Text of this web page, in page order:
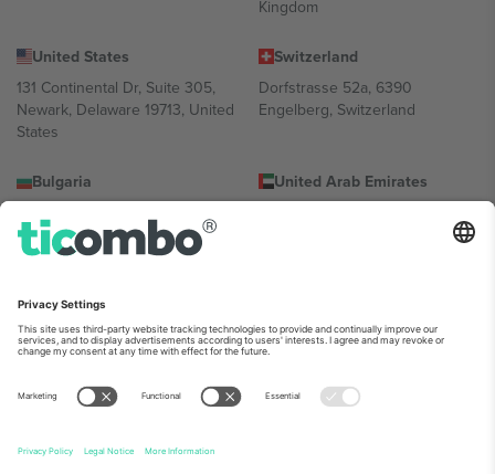
Kingdom
United States
131 Continental Dr, Suite 305,
Newark, Delaware 19713, United
States
Switzerland
Dorfstrasse 52a, 6390
Engelberg, Switzerland
Bulgaria
Totleben 53-55, 1606 Sofia,
Bulgaria
United Arab Emirates
Building A1, Office 302, Dubai,
Mexico
Av Chapultepec 360, Roma
Norte, Cuauhtémoc, 06700
Ciudad de México, CDMX,
Mexico
პლატფორმის პროვაიდერის იურიდიული პირი იცვლება